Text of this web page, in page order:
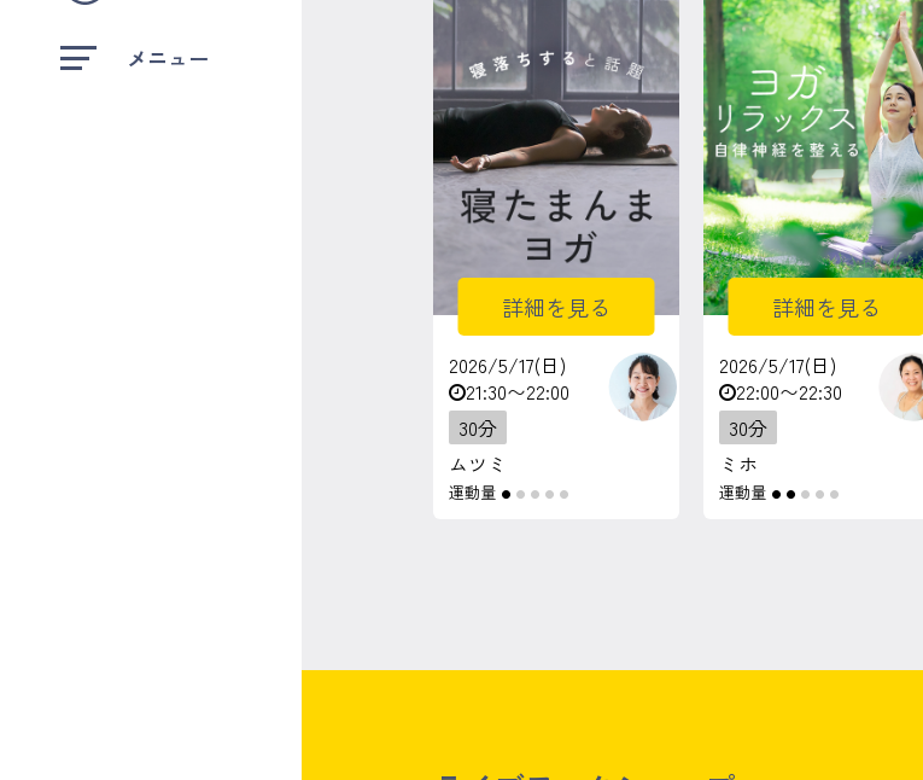
メニュー
詳細を見る
2026/5/17(日)
21:30〜22:00
30分
ムツミ
運動量 ● ● ● ● ●
詳細を見る
2026/5/17(日)
22:00〜22:30
30分
ミホ
運動量 ● ● ● ● ●